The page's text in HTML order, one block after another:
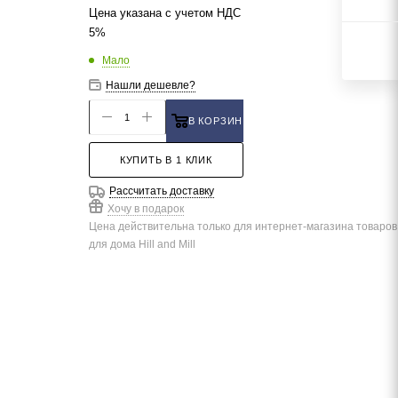
Цена указана с учетом НДС
5%
Мало
Нашли дешевле?
В КОРЗИНУ
КУПИТЬ В 1 КЛИК
Рассчитать доставку
Хочу в подарок
Цена действительна только для интернет-магазина товаров
для дома Hill and Mill